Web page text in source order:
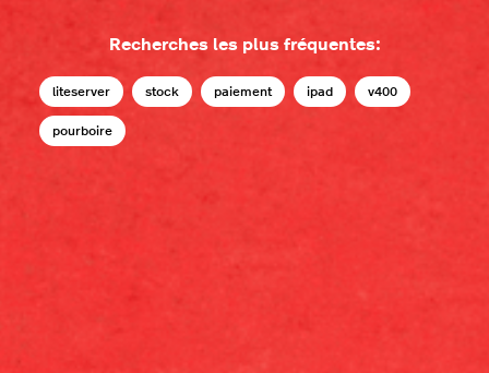
Recherches les plus fréquentes:
liteserver stock paiement ipad v400
pourboire